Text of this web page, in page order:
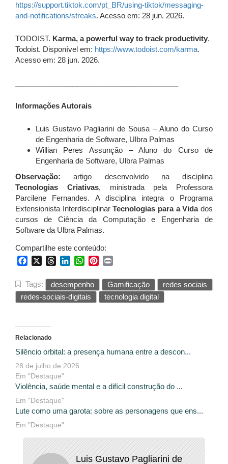
https://support.tiktok.com/pt_BR/using-tiktok/messaging-
and-notifications/streaks. Acesso em: 28 jun. 2026.
TODOIST. Karma, a powerful way to track productivity.
Todoist. Disponível em: https://www.todoist.com/karma.
Acesso em: 28 jun. 2026.
Informações Autorais
Luis Gustavo Pagliarini de Sousa – Aluno do Curso
de Engenharia de Software, Ulbra Palmas
Willian Peres Assunção – Aluno do Curso de
Engenharia de Software, Ulbra Palmas
Observação: artigo desenvolvido na disciplina
Tecnologias Criativas, ministrada pela Professora
Parcilene Fernandes. A disciplina integra o Programa
Extensionista InterdisciplinarTecnologias para a Vidados
cursos de Ciência da Computação e Engenharia de
Software da Ulbra Palmas.
Compartilhe este conteúdo:
FacebookThreadsLinkedInWhatsApp
Pinterest
Tags: desempenho Gamificação
redes sociais
redes-sociais-digitais
tecnologia digital
Relacionado
Silêncio orbital: a presença humana entre a descon...
28 de julho de 2026
Em "Destaque"
Violência, saúde mental e a difícil construção do ...
Em "Destaque"
Lute como uma garota: sobre as personagens que ens...
Em "Destaque"
Luis Gustavo Pagliarini de